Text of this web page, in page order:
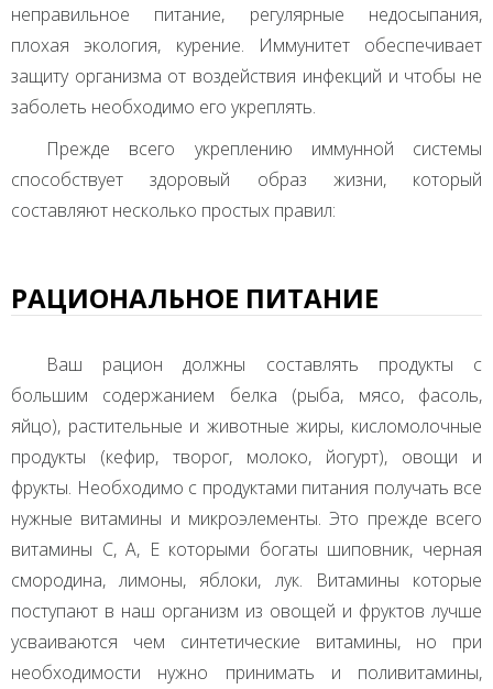
неправильное питание, регулярные недосыпания,
плохая экология, курение. Иммунитет обеспечивает
защиту организма от воздействия инфекций и чтобы не
заболеть необходимо его укреплять.
Прежде всего укреплению иммунной системы
способствует здоровый образ жизни, который
составляют несколько простых правил:
РАЦИОНАЛЬНОЕ ПИТАНИЕ
Ваш рацион должны составлять продукты с
большим содержанием белка (рыба, мясо, фасоль,
яйцо), растительные и животные жиры, кисломолочные
продукты (кефир, творог, молоко, йогурт), овощи и
фрукты. Необходимо с продуктами питания получать все
нужные витамины и микроэлементы. Это прежде всего
витамины С, А, Е которыми богаты шиповник, черная
смородина, лимоны, яблоки, лук. Витамины которые
поступают в наш организм из овощей и фруктов лучше
усваиваются чем синтетические витамины, но при
необходимости нужно принимать и поливитамины,